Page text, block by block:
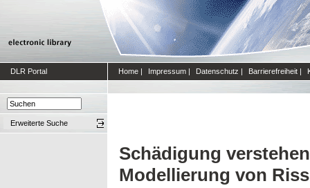
DLR Portal Home | Impressum | Datenschutz | Barrierefreiheit |
Erweiterte Suche
Schädigung
Modellierung von